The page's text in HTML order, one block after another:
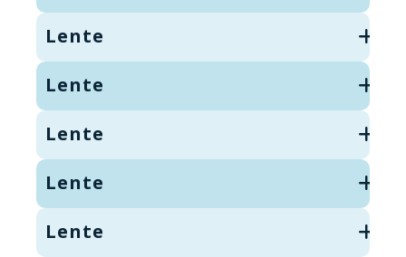
Lente
Lente
Lente
Lente
Lente